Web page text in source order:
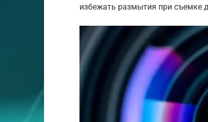
избежать размытия при съемке